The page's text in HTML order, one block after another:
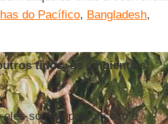
do Pacífico, Bangladesh,
tipos, os ambientais
eles sofrem preconceito e